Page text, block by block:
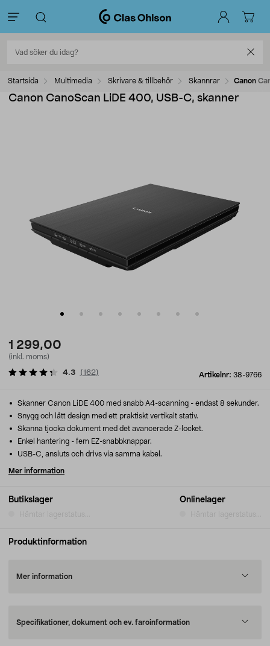
Startsida Multimedia Skrivare & tillbehör Skannrar Canon
Canon CanoScan LiDE 400, USB-C, skanner
1 299,00
(inkl. moms)
Artikelnr: 38-9766
4.3 (162)
Butikslager
Hämtar lagerstatus...
Onlinelager
Hämtar lagerstatus...
Skanner Canon LiDE 400 med snabb A4-scanning - endast 8 sekunder.
Snygg och lätt design med ett praktiskt vertikalt stativ.
Skanna tjocka dokument med det avancerade Z-locket.
Enkel hantering - fem EZ-snabbknappar.
USB-C, ansluts och drivs via samma kabel.
Mer information
Produktinformation
Mer information
Specifikationer, dokument och ev. faroinformation